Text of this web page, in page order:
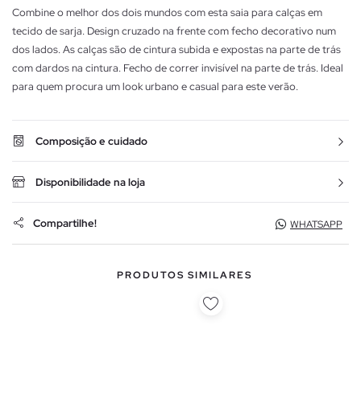
Combine o melhor dos dois mundos com esta saia para calças em
tecido de sarja. Design cruzado na frente com fecho decorativo num
dos lados. As calças são de cintura subida e expostas na parte de trás
com dardos na cintura. Fecho de correr invisível na parte de trás. Ideal
para quem procura um look urbano e casual para este verão.
Composição e cuidado
Disponibilidade na loja
Compartilhe! WHATSAPP
PRODUTOS SIMILARES